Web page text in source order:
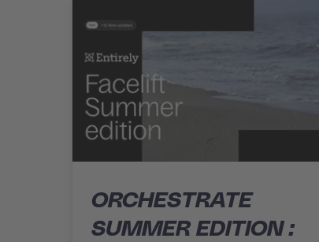
ORCHESTRATE
SUMMER EDITION :